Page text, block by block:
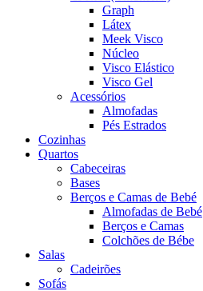
Graph
Látex
Meek Visco
Núcleo
Visco Elástico
Visco Gel
Acessórios
Almofadas
Pés Estrados
Cozinhas
Quartos
Cabeceiras
Bases
Berços e Camas de Bebé
Almofadas de Bebé
Berços e Camas
Colchões de Bébe
Salas
Cadeirões
Sofás